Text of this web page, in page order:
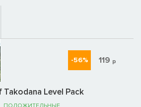
Level Pack
-56% 119 р